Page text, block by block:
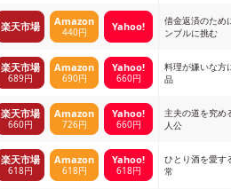
楽天市場 Amazon
440円 Yahoo!
借金返済のため
ンブルに挑む
楽天市場
689円
Amazon
690円
Yahoo!
660円
料理が嫌いな方
品
楽天市場
660円
Amazon
726円
Yahoo!
660円
主夫の道を究め
人公
楽天市場
618円
Amazon
618円
Yahoo!
618円
ひとり酒を愛す
常